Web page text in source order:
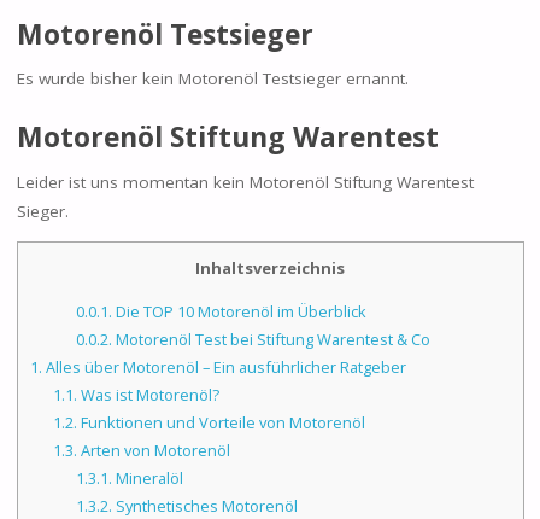
Motorenöl Testsieger
Es wurde bisher kein Motorenöl Testsieger ernannt.
Motorenöl Stiftung Warentest
Leider ist uns momentan kein Motorenöl Stiftung Warentest
Sieger.
Inhaltsverzeichnis
0.0.1. Die TOP 10 Motorenöl im Überblick
0.0.2. Motorenöl Test bei Stiftung Warentest & Co
1. Alles über Motorenöl – Ein ausführlicher Ratgeber
1.1. Was ist Motorenöl?
1.2. Funktionen und Vorteile von Motorenöl
1.3. Arten von Motorenöl
1.3.1. Mineralöl
1.3.2. Synthetisches Motorenöl